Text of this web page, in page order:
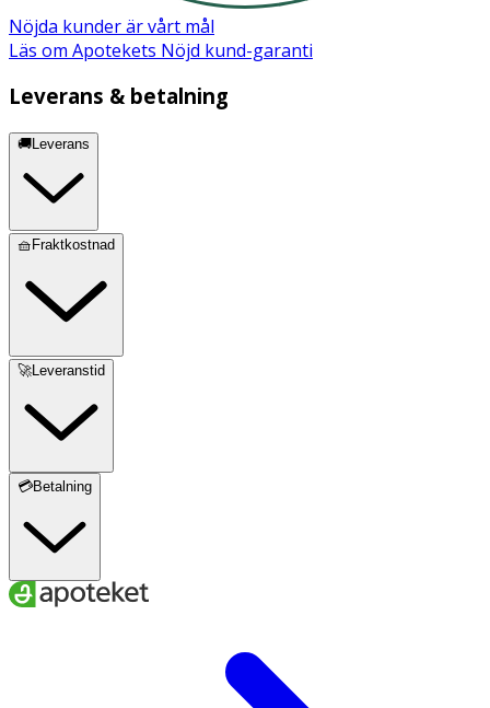
Nöjda kunder är vårt mål
Läs om Apotekets Nöjd kund-garanti
Leverans & betalning
🚚Leverans
🧺Fraktkostnad
🚀Leveranstid
💳Betalning